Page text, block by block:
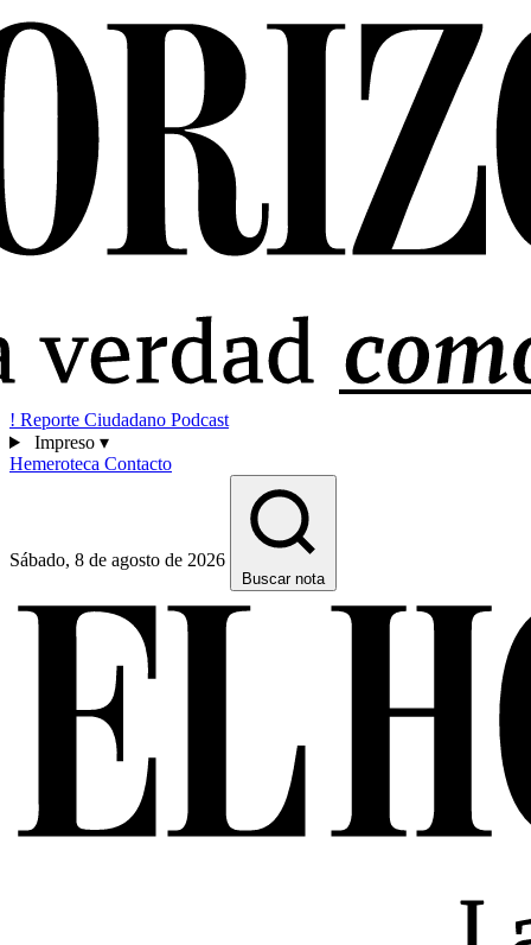
! Reporte Ciudadano Podcast
Impreso ▾
Hemeroteca Contacto
Sábado, 8 de agosto de 2026
Buscar nota